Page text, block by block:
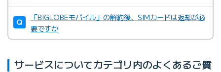
「BIGLOBEモバイル」の解約後、SIMカードは返却が必
要ですか
サービスについてカテゴリ内のよくあるご質